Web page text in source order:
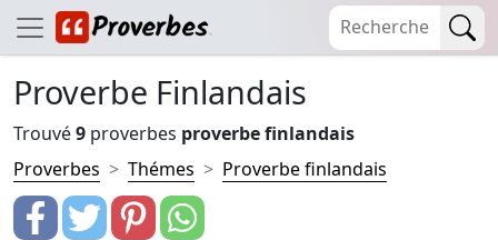
Proverbe Finlandais
Trouvé9 proverbes proverbe finlandais
Proverbes
Thémes Proverbe finlandais